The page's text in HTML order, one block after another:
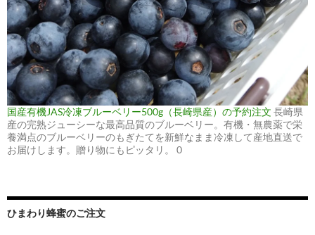
国産有機JAS冷凍ブルーベリー500g（長崎県産）の予約注文 長崎県
産の完熟ジューシーな最高品質のブルーベリー。有機・無農薬で栄
養満点のブルーベリーのもぎたてを新鮮なまま冷凍して産地直送で
お届けします。贈り物にもピッタリ。 0
ひまわり蜂蜜のご注文